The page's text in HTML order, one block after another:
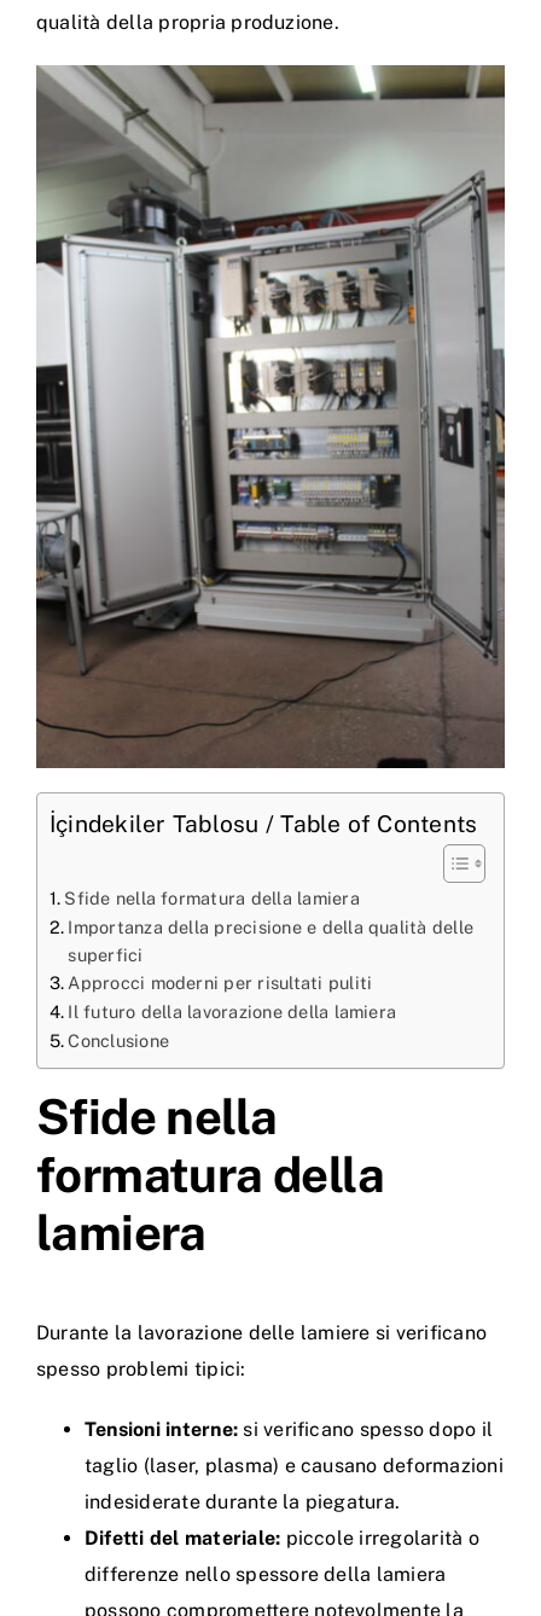
qualità della propria produzione.
İçindekiler Tablosu / Table of Contents
Sfide nella formatura della lamiera
Importanza della precisione e della qualità delle
superfici
Approcci moderni per risultati puliti
Il futuro della lavorazione della lamiera
Conclusione
Sfide nella
formatura della
lamiera
Durante la lavorazione delle lamiere si verificano
spesso problemi tipici:
Tensioni interne: si verificano spesso dopo il
taglio (laser, plasma) e causano deformazioni
indesiderate durante la piegatura.
Difetti del materiale: piccole irregolarità o
differenze nello spessore della lamiera
possono compromettere notevolmente la